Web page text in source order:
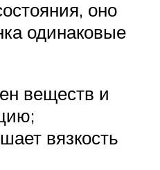
оно
одинаковые
веществ и
вязкость